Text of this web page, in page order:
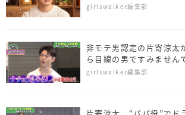
きない」
girlswalker編集部
非モテ男認定の片寄涼太
ら目線の男ですみません
girlswalker編集部